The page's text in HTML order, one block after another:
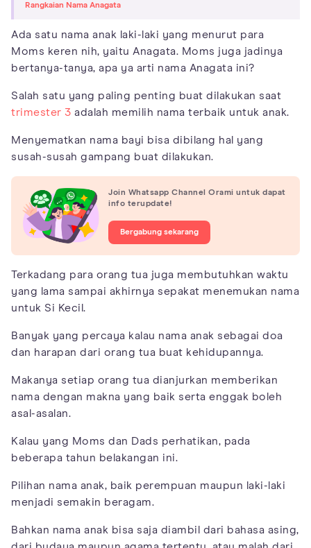
Rangkaian Nama Anagata
Ada satu nama anak laki-laki yang menurut para
Moms keren nih, yaitu Anagata. Moms juga jadinya
bertanya-tanya, apa ya arti nama Anagata ini?
Salah satu yang paling penting buat dilakukan saat
trimester 3 adalah memilih nama terbaik untuk anak.
Menyematkan nama bayi bisa dibilang hal yang
susah-susah gampang buat dilakukan.
Join Whatsapp Channel Orami untuk dapat
info terupdate!
Bergabung sekarang
Terkadang para orang tua juga membutuhkan waktu
yang lama sampai akhirnya sepakat menemukan nama
untuk Si Kecil.
Banyak yang percaya kalau nama anak sebagai doa
dan harapan dari orang tua buat kehidupannya.
Makanya setiap orang tua dianjurkan memberikan
nama dengan makna yang baik serta enggak boleh
asal-asalan.
Kalau yang Moms dan Dads perhatikan, pada
beberapa tahun belakangan ini.
Pilihan nama anak, baik perempuan maupun laki-laki
menjadi semakin beragam.
Bahkan nama anak bisa saja diambil dari bahasa asing,